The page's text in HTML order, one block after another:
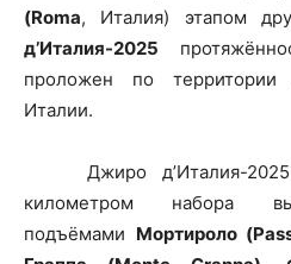
(Roma, Италия) этапом
д’Италия-2025
проложен по
Италии.
Джиро д’Италия-2025
километром набора
подъёмами Мортироло